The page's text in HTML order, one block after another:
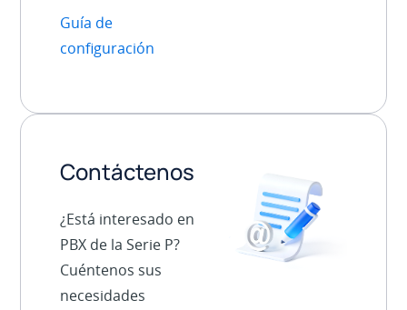
Guía de
configuración
Contáctenos
¿Está interesado en
PBX de la Serie P?
Cuéntenos sus
necesidades